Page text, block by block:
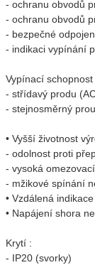
- ochranu obvodů
- ochranu obvodů
- bezpečné
- indikaci vypínání
Vypínací
- střídavý produ
- stejnosměrný
• Vyšší životnost
- odolnost proti
- vysoká
- mžikové spínání
• Vzdálená
• Napájení shora
Krytí :
- IP20 (svorky)